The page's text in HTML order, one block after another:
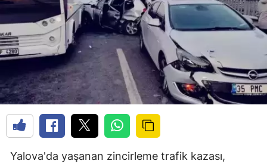
Yalova'da yaşanan zincirleme trafik kazası,